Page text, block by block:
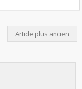
Article plus ancien